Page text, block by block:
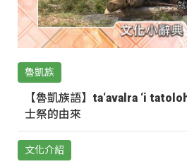
魯凱族
【魯凱族語】ta‘avalra ‘i
士祭的由來
文化介紹